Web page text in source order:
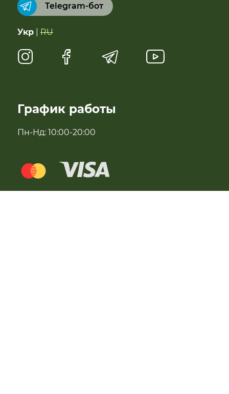
График работы
Пн-Нд: 10:00-20:00
Суперфуды
Чай, растительное молоко, полисол
Натуральные сладости
Для імунітету
Telegram-бот
Укр RU